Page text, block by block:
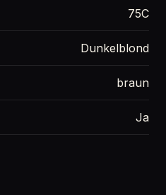
75C
Dunkelblond
braun
Ja